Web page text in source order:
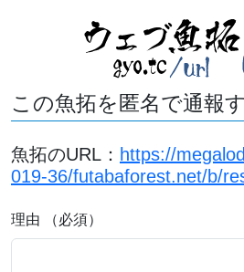
この魚拓を匿名で通報
魚拓のURL： https://
019-36/futabaforest.net/b/
理由 （必須）